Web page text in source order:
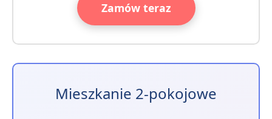
Zamów teraz
Mieszkanie 2-pokojowe